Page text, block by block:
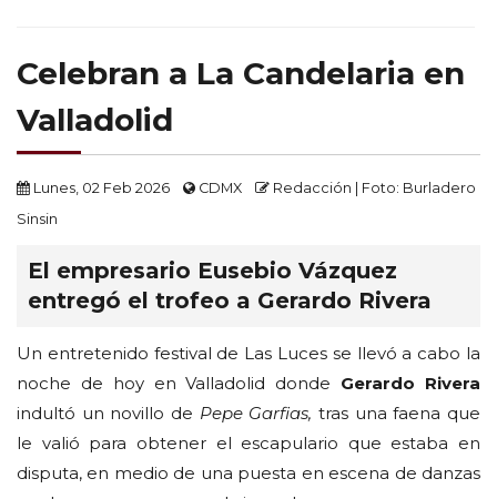
Celebran a La Candelaria en
Valladolid
Lunes, 02 Feb 2026 CDMX
Redacción | Foto: Burladero
Sinsin
El empresario Eusebio Vázquez
entregó el trofeo a Gerardo Rivera
Un entretenido festival de Las Luces se llevó a cabo la
noche de hoy en Valladolid donde Gerardo Rivera
indultó un novillo de Pepe Garfias,tras una faena que
le valió para obtener el escapulario que estaba en
disputa, en medio de una puesta en escena de danzas